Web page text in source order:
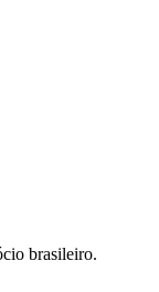
brasileiro.